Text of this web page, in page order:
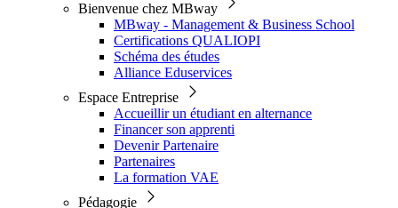
Bienvenue chez MBway
MBway - Management & Business School
Certifications QUALIOPI
Schéma des études
Alliance Eduservices
Espace Entreprise
Accueillir un étudiant en alternance
Financer son apprenti
Devenir Partenaire
Partenaires
La formation VAE
Pédagogie